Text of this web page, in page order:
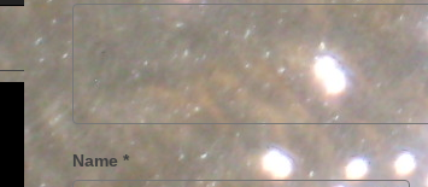
Name *